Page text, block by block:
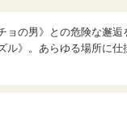
の男》との危険な邂逅
ル》。あらゆる場所に仕